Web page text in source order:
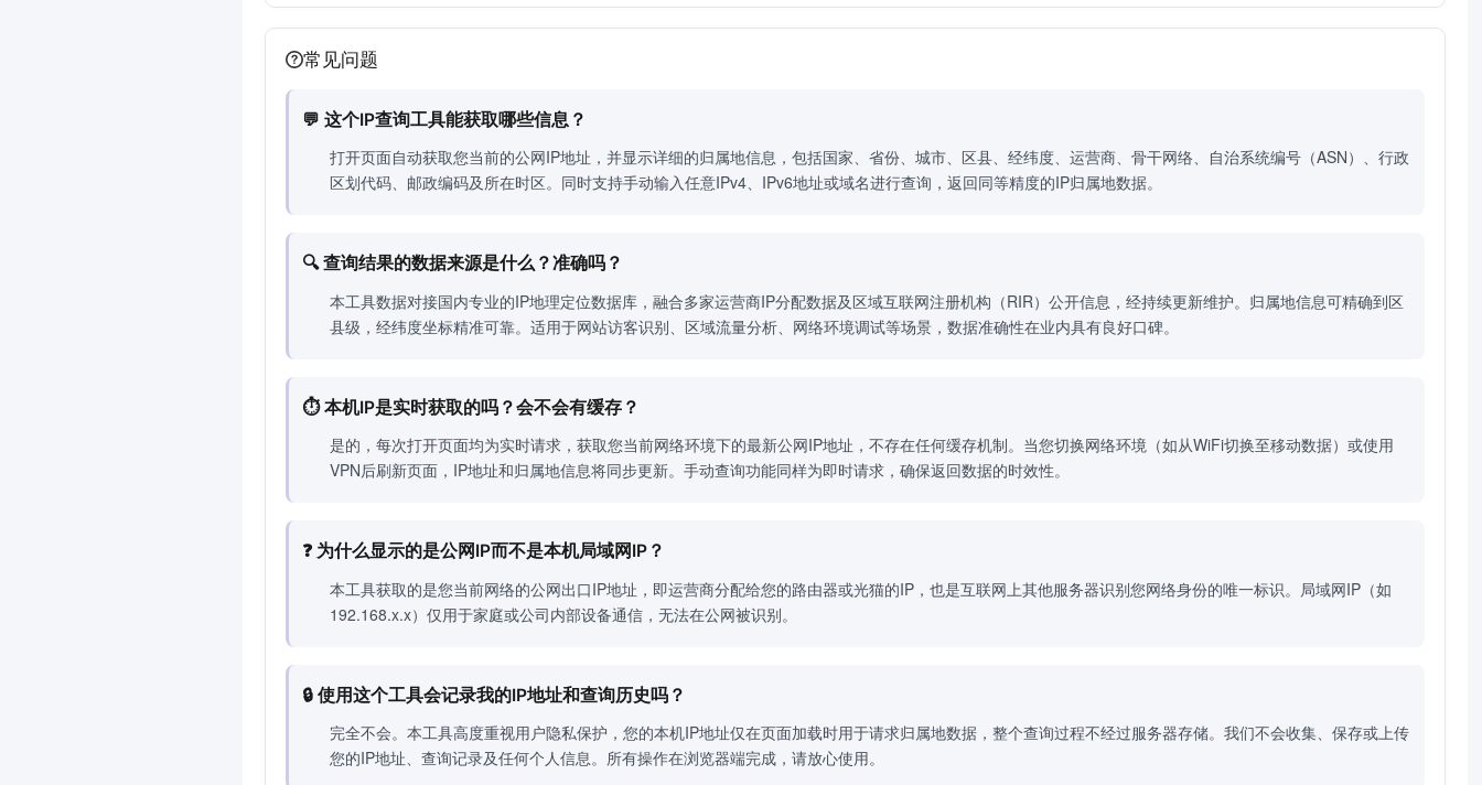
常见问题
💬 这个IP查询工具能获取哪些信息？
打开页面自动获取您当前的公网IP地址，并显示详细的归属地信息，包括国家、省份、城市、区县、经纬度、运营商、骨干网络、自治系统编号（ASN）、行政
区划代码、邮政编码及所在时区。同时支持手动输入任意IPv4、IPv6地址或域名进行查询，返回同等精度的IP归属地数据。
🔍 查询结果的数据来源是什么？准确吗？
本工具数据对接国内专业的IP地理定位数据库，融合多家运营商IP分配数据及区域互联网注册机构（RIR）公开信息，经持续更新维护。归属地信息可精确到区
县级，经纬度坐标精准可靠。适用于网站访客识别、区域流量分析、网络环境调试等场景，数据准确性在业内具有良好口碑。
⏱️ 本机IP是实时获取的吗？会不会有缓存？
是的，每次打开页面均为实时请求，获取您当前网络环境下的最新公网IP地址，不存在任何缓存机制。当您切换网络环境（如从WiFi切换至移动数据）或使用
VPN后刷新页面，IP地址和归属地信息将同步更新。手动查询功能同样为即时请求，确保返回数据的时效性。
❓ 为什么显示的是公网IP而不是本机局域网IP？
本工具获取的是您当前网络的公网出口IP地址，即运营商分配给您的路由器或光猫的IP，也是互联网上其他服务器识别您网络身份的唯一标识。局域网IP（如
192.168.x.x）仅用于家庭或公司内部设备通信，无法在公网被识别。
🔒 使用这个工具会记录我的IP地址和查询历史吗？
完全不会。本工具高度重视用户隐私保护，您的本机IP地址仅在页面加载时用于请求归属地数据，整个查询过程不经过服务器存储。我们不会收集、保存或上传
您的IP地址、查询记录及任何个人信息。所有操作在浏览器端完成，请放心使用。